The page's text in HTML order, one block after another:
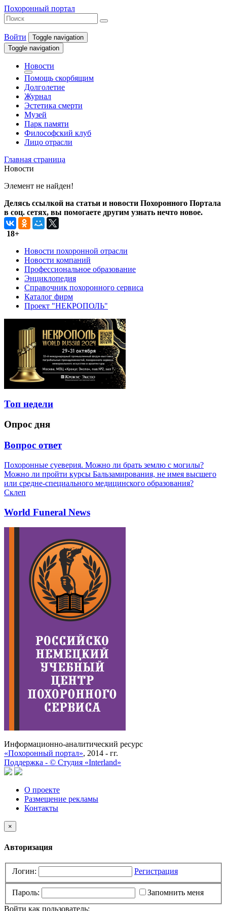
Похоронный портал
Войти
Toggle navigation
Toggle navigation
Новости
Помощь скорбящим
Долголетие
Журнал
Эстетика смерти
Музей
Парк памяти
Философский клуб
Лицо отрасли
Главная страница
Новости
Элемент не найден!
Делясь ссылкой на статьи и новости Похоронного Портала
в соц. сетях, вы помогаете другим узнать нечто новое.
18+
Новости похоронной отрасли
Новости компаний
Профессиональное образование
Энциклопедия
Справочник похоронного сервиса
Каталог фирм
Проект "НЕКРОПОЛЬ"
Топ недели
Опрос дня
Вопрос ответ
Похоронные суеверия. Можно ли брать землю с могилы?
Можно ли пройти курсы Бальзамирования, не имея высшего
или средне-специального медицинского образования?
Склеп
World Funeral News
Информационно-аналитический ресурс
«Похоронный портал», 2014 - гг.
Поддержка - © Cтудия «Interland»
О проекте
Размещение рекламы
Контакты
×
Авторизация
Логин: Регистрация
Пароль:
Запомнить меня
Войти как пользователь: